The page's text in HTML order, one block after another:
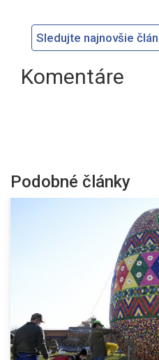
Sledujte najnovšie
Komentáre
Podobné články